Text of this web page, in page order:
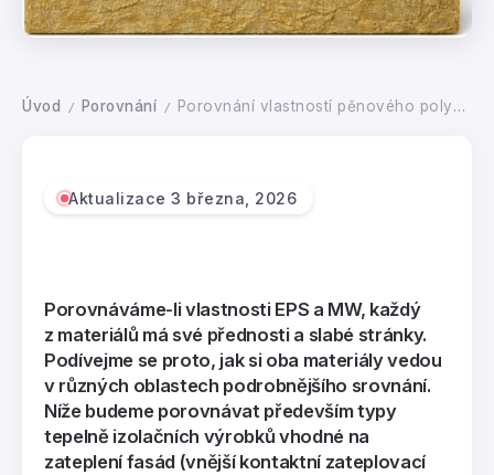
Úvod / Porovnání / Porovnání vlastností pěnového polystyrenu (EPS) a minerálně vláknitých izolací (MW)
Aktualizace 3 března, 2026
Porovnáváme-li vlastnosti EPS a MW, každý
z materiálů má své přednosti a slabé stránky.
Podívejme se proto, jak si oba materiály vedou
v různých oblastech podrobnějšího srovnání.
Níže budeme porovnávat především typy
tepelně izolačních výrobků vhodné na
zateplení fasád (vnější kontaktní zateplovací